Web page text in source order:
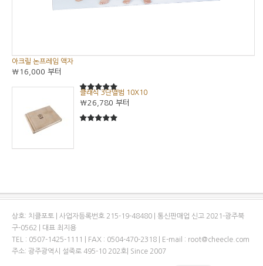
아크릴 논프레임 액자
55중에서
₩16,000 부터
클래식 3단앨범 10X10
₩26,780 부터
상호: 치클포토 | 사업자등록번호 215-19-48480 | 통신판매업 신고 2021-광주북
구-0562 | 대표 최지용
TEL : 0507-1425-1111 | FAX : 0504-470-2318 | E-mail : root@cheecle.com
주소: 광주광역시 설죽로 495-10 202호| Since 2007